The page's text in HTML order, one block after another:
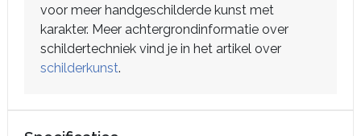
voor meer handgeschilderde kunst met
karakter. Meer achtergrondinformatie over
schildertechniek vind je in het artikel over
schilderkunst.